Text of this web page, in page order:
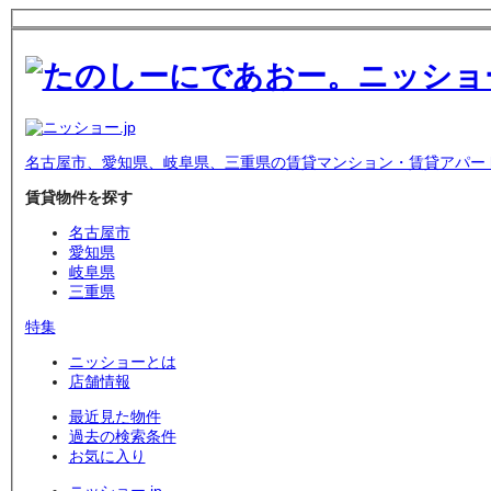
名古屋市、愛知県、岐阜県、三重県の賃貸マンション・賃貸アパー
賃貸物件を探す
名古屋市
愛知県
岐阜県
三重県
特集
ニッショーとは
店舗情報
最近見た物件
過去の検索条件
お気に入り